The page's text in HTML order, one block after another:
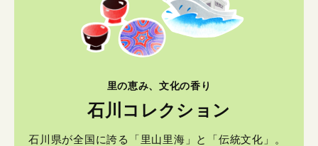
里の恵み、文化の香り
石川コレクション
石川県が全国に誇る「里山里海」と「伝統文化」。